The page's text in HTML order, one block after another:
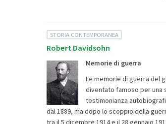
STORIA CONTEMPORANEA
Robert Davidsohn
Memorie di guerra
Le memorie di guerra del
diventato famoso per una
testimonianza
dal 1889, ma dopo lo scoppio della
tra il 5 dicembre 1914 e il 28 gennaio